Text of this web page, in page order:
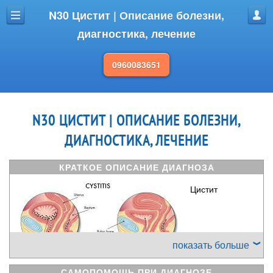
N30 Цистит | Описание болезни,
диагностика, лечение
0960083651
N30 ЦИСТИТ | ОПИСАНИЕ БОЛЕЗНИ,
ДИАГНОСТИКА, ЛЕЧЕНИЕ
КРАТКОЕ ОПИСАНИЕ ДИАГНОЗА
Цистит
показать больше